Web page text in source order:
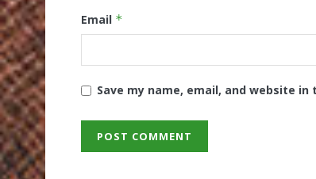
Email *
Save my name, email, and website